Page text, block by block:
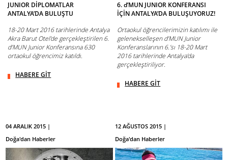
JUNIOR DİPLOMATLAR
ANTALYA’DA BULUŞTU
18-20 Mart 2016 tarihlerinde Antalya
Akra Barut Otel’de gerçekleştirilen 6.
d’MUN Junior Konferansına 630
ortaokul öğrencimiz katıldı.
HABERE GİT
6. d’MUN JUNIOR KONFERANSI
İÇİN ANTALYA’DA BULUŞUYORUZ!
Ortaokul öğrencilerimizin katılımı ile
gelenekselleşen d’MUN Junior
Konferanslarının 6.’sı 18-20 Mart
2016 tarihlerinde Antalya’da
gerçekleştiriliyor.
HABERE GİT
04 ARALIK 2015 |
Doğa'dan Haberler
12 AĞUSTOS 2015 |
Doğa'dan Haberler